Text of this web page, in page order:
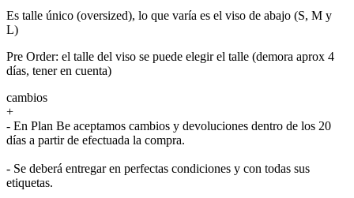
Es talle único (oversized), lo que varía es el viso de abajo (S, M y
L)
Pre Order: el talle del viso se puede elegir el talle (demora aprox 4
días, tener en cuenta)
cambios
+
- En Plan Be aceptamos cambios y devoluciones dentro de los 20
días a partir de efectuada la compra.
- Se deberá entregar en perfectas condiciones y con todas sus
etiquetas.